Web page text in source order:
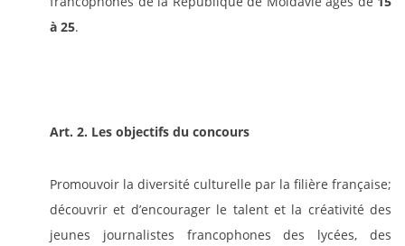
à 25.
Art. 2. Les objectifs du concours
Promouvoir la diversité culturelle par la filière française;
découvrir et d’encourager le talent et la créativité des
jeunes journalistes francophones des lycées, des